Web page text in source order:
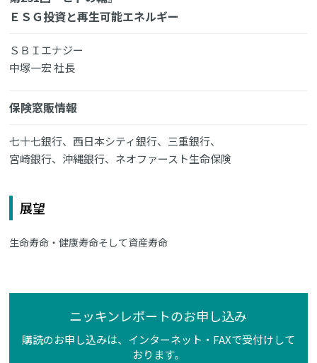
ＥＳＧ投資と再生可能エネルギー
ＳＢＩエナジー
中塚一宏 社長
保険窓販情報
七十七銀行、西日本シティ銀行、三重銀行、
宮崎銀行、沖縄銀行、ネオファースト生命保険
展望
生命寿命・健康寿命そして資産寿命
ニッキンレポートのお申し込み
購読のお申し込みは、インターネット・FAXで受付けして
おります。